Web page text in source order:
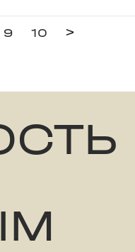
9 10 >